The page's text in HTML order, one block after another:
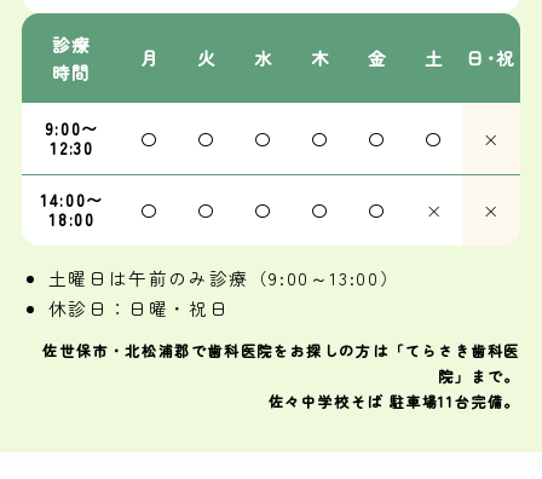
診療
時間
月 火 水 木 金 土 日･祝
9:00〜
12:30
〇 〇 〇 〇 〇 〇 ×
14:00〜
18:00
〇 〇 〇 〇 〇 × ×
土曜日は午前のみ診療（9:00～13:00）
休診日：日曜・祝日
佐世保市・北松浦郡で歯科医院をお探しの方は「てらさき歯科医
院」まで。
佐々中学校そば 駐車場11台完備。